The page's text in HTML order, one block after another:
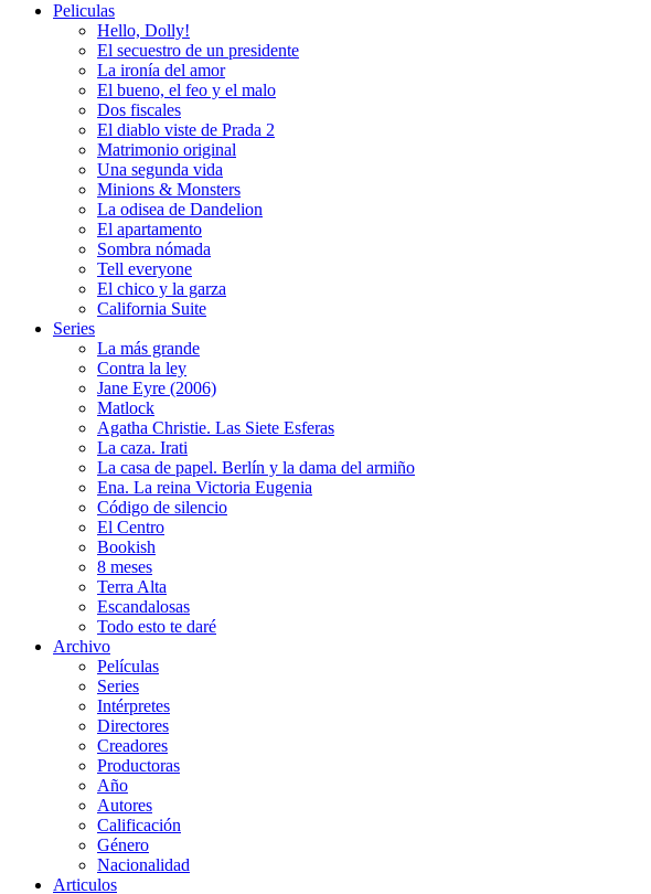
Peliculas
Hello, Dolly!
El secuestro de un presidente
La ironía del amor
El bueno, el feo y el malo
Dos fiscales
El diablo viste de Prada 2
Matrimonio original
Una segunda vida
Minions & Monsters
La odisea de Dandelion
El apartamento
Sombra nómada
Tell everyone
El chico y la garza
California Suite
Series
La más grande
Contra la ley
Jane Eyre (2006)
Matlock
Agatha Christie. Las Siete Esferas
La caza. Irati
La casa de papel. Berlín y la dama del armiño
Ena. La reina Victoria Eugenia
Código de silencio
El Centro
Bookish
8 meses
Terra Alta
Escandalosas
Todo esto te daré
Archivo
Películas
Series
Intérpretes
Directores
Creadores
Productoras
Año
Autores
Calificación
Género
Nacionalidad
Articulos